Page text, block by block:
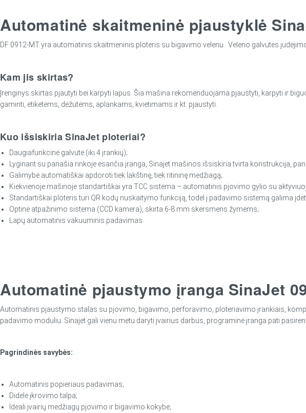
Automatinė skaitmeninė pjaustyklė
DF 0912-MT yra automatinis skaitmeninis ploteris su bigavimo velenu. Veleno galvutės
Kam jis skirtas?
Įrenginys skirtas pjautyti bei karpyti lapus. Šia mašina rekomenduojama pjaustyti, karpyti ir
gaminti, etiketėms, dėžutėms, aplankams, kvietimams ir kt. pjaustyti.
Kuo išsiskiria SinaJet ploteriai?
Daugiafunkcinė galvutė (iki 4 įrankių);
Lyginant su panašia rinkoje esančia įranga, Sinajet mašinos išsiskiria tvirta konstrukcija,
Galimybė automatiškai apdoroti tiek lakštinę, tiek ritininę medžiagą;
Kiekvienoje mašinoje standartiškai yra TCC sistema – automatinis pjovimo gylio su
Standartiškai ploteris turi QR kodų nuskaitymo funkciją, todėl į padavimo sistemą galima
Optinė atpažinimo sistema (CCD kamera), skirta 6-8 mm skersmens žymėms;
Lapų automatinis vakuuminis padavimas.
Automatinė pjaustymo įranga SinaJet
Automatinis pjaustymo stalas su pjovimo, bigavimo, perforavimo, ploteriavimo įrankiais,
padavimo moduliu. Sinajet gali vienu metu daryti įvairius darbus, programinė įranga pati
Pagrindinės savybės:
Automatinis popieriaus padavimas;
Didelė įkrovimo talpa;
Ideali įvairių medžiagų pjovimo ir bigavimo kokybė;